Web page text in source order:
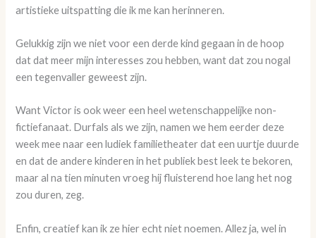
artistieke uitspatting die ik me kan herinneren.
Gelukkig zijn we niet voor een derde kind gegaan in de hoop
dat dat meer mijn interesses zou hebben, want dat zou nogal
een tegenvaller geweest zijn.
Want Victor is ook weer een heel wetenschappelijke non-
fictiefanaat. Durfals als we zijn, namen we hem eerder deze
week mee naar een ludiek familietheater dat een uurtje duurde
en dat de andere kinderen in het publiek best leek te bekoren,
maar al na tien minuten vroeg hij fluisterend hoe lang het nog
zou duren, zeg.
Enfin, creatief kan ik ze hier echt niet noemen. Allez ja, wel in